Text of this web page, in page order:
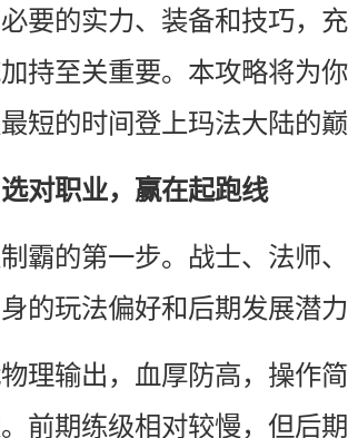
要的实力、装备和技巧，
持至关重要。本攻略将为
短的时间登上玛法大陆的
对职业，赢在起跑线
霸的第一步。战士、法师
的玩法偏好和后期发展潜
理输出，血厚防高，操作
前期练级相对较慢，但后